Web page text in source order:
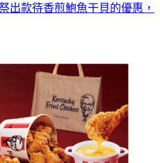
出款待香煎鮑魚干貝的優惠，